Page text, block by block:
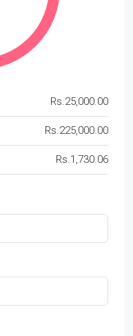
Rs.25,000.00
Rs.225,000.00
Rs.1,730.06